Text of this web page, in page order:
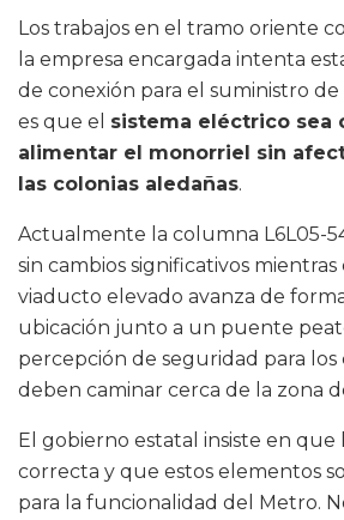
Los trabajos en el tramo oriente
la empresa encargada intenta
de conexión para el suministro
es que el sistema eléctrico sea
alimentar el monorriel sin
las colonias aledañas.
Actualmente la columna L6L05-
sin cambios significativos mientras
viaducto elevado avanza de
ubicación junto a un puente
percepción de seguridad para
deben caminar cerca de la zona
El gobierno estatal insiste en que
correcta y que estos elementos
para la funcionalidad del Metro.